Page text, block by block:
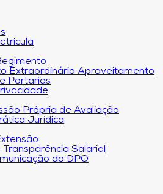
Extraordinário Aproveitamento
Portarias
Própria de Avaliação
Jurídica
Salarial
do DPO